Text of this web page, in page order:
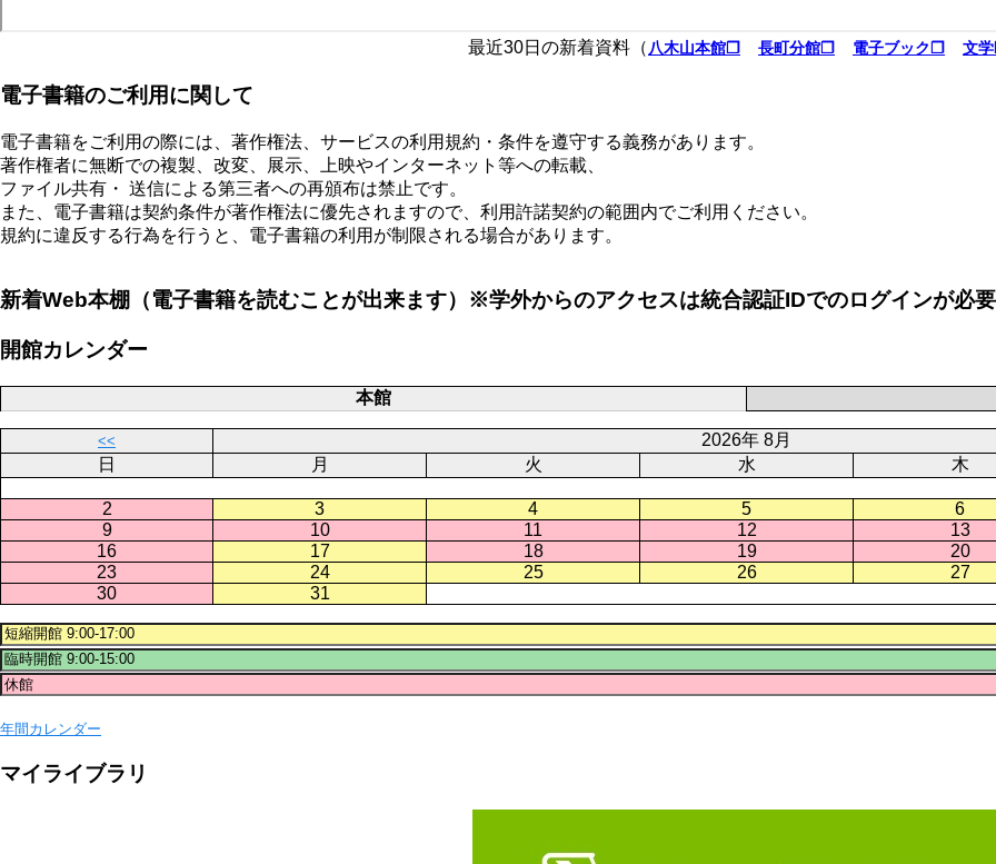
最近30日の新着資料（八木山本館❐ 長町分館❐ 電子ブック❐ 文
電子書籍のご利用に関して
電子書籍をご利用の際には、著作権法、サービスの利用規約・条件を遵守する義務があります。
著作権者に無断での複製、改変、展示、上映やインターネット等への転載、
ファイル共有・ 送信による第三者への再頒布は禁止です。
また、電子書籍は契約条件が著作権法に優先されますので、利用許諾契約の範囲内でご利用ください。
規約に違反する行為を行うと、電子書籍の利用が制限される場合があります。
新着Web本棚（電子書籍を読むことが出来ます）※学外からのアクセスは統合認証IDでのログインが必
開館カレンダー
本館
<<
2026年 8月
日
月 火 水 木
2 3 4 5
6
9
10 11 12
13
16
17 18 19
20
23
24 25 26
27
30
31
年間カレンダー
マイライブラリ